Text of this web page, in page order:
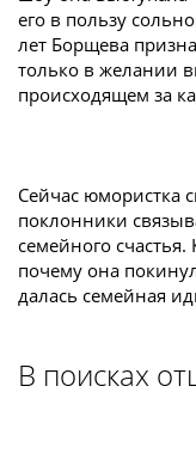
его в пользу
лет Борщева
только в желании
происходящем за
Сейчас юмористка
поклонники
семейного
почему она
далась семейная
В поисках